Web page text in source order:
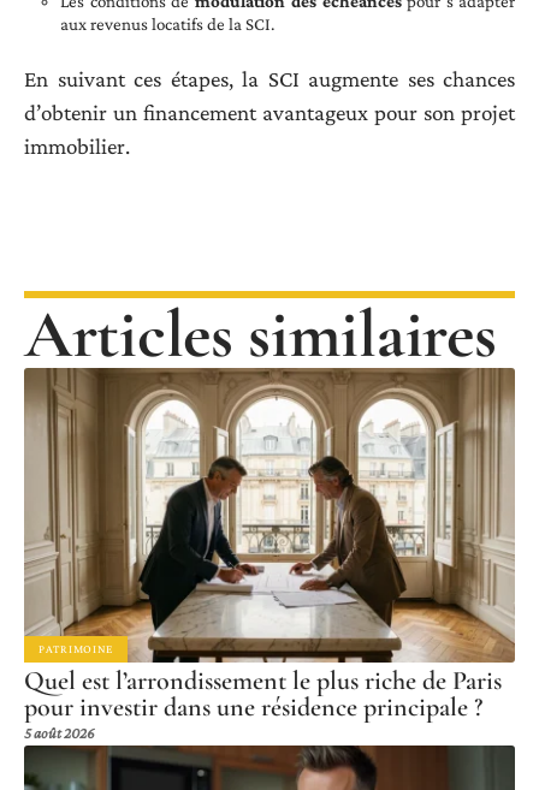
aux revenus locatifs de la SCI.
En suivant ces étapes, la SCI augmente ses chances
d’obtenir un financement avantageux pour son projet
immobilier.
Articles similaires
PATRIMOINE
Quel est l’arrondissement le plus riche de Paris
pour investir dans une résidence principale ?
5 août 2026